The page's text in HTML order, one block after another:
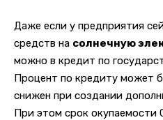
Даже если у предприятия
средств на солнечную
можно в кредит по
Процент по кредиту может
снижен при создании
При этом срок окупаемости